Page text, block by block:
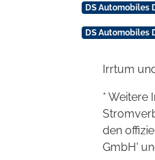
DS Automobiles
DS Automobiles
Irrtum
* Weitere
den
GmbH'